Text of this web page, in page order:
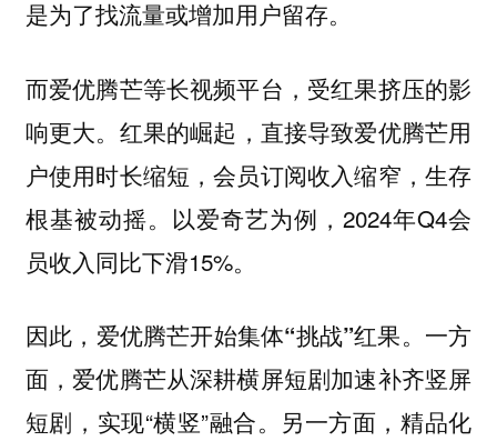
是为了找流量或增加用户留存。
而爱优腾芒等长视频平台，受红果挤压的影
响更大。 红果的崛起，直接导致爱优腾芒用
户使用时长缩短，会员订阅收入缩窄，生存
根基被动摇。以爱奇艺为例，2024年Q4会
员收入同比下滑15%。
因此，爱优腾芒开始集体“挑战”红果。 一方
面，爱优腾芒从深耕横屏短剧加速补齐竖屏
短剧，实现“横竖”融合。另一方面，精品化